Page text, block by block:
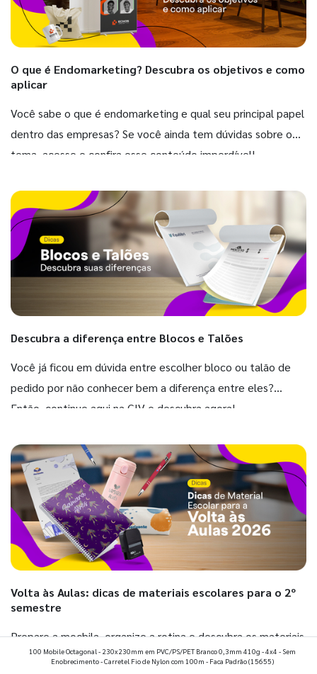
O que é Endomarketing? Descubra os objetivos e como
aplicar
Você sabe o que é endomarketing e qual seu principal papel
dentro das empresas? Se você ainda tem dúvidas sobre o
tema, acesse e confira esse conteúdo imperdível!
Descubra a diferença entre Blocos e Talões
Você já ficou em dúvida entre escolher bloco ou talão de
pedido por não conhecer bem a diferença entre eles?
Então, continue aqui na GIV e descubra agora!
Volta às Aulas: dicas de materiais escolares para o 2º
semestre
Prepare a mochila, organize a rotina e descubra os materiais
que fazem toda diferença para começar o segundo
100 Mobile Octagonal - 230x230mm em PVC/PS/PET Branco 0,3mm 410g - 4x4 - Sem
Enobrecimento - Carretel Fio de Nylon com 100m - Faca Padrão(15655)